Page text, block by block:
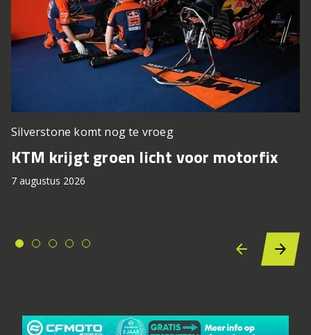
Silverstone komt nog te vroeg
KTM krijgt groen licht voor motorfix
7 augustus 2026